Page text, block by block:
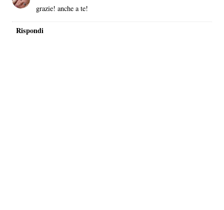
grazie! anche a te!
Rispondi